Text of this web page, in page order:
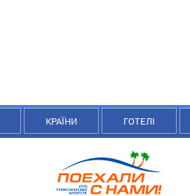
КРАЇНИ ГОТЕЛІ